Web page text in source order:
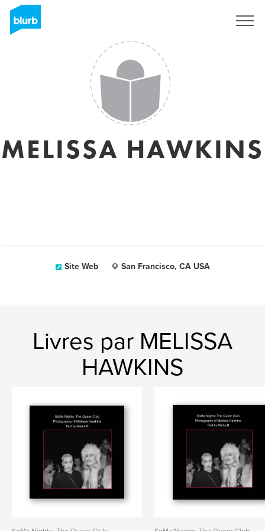
MELISSA HAWKINS
Site Web San Francisco, CA USA
Livres par MELISSA
HAWKINS